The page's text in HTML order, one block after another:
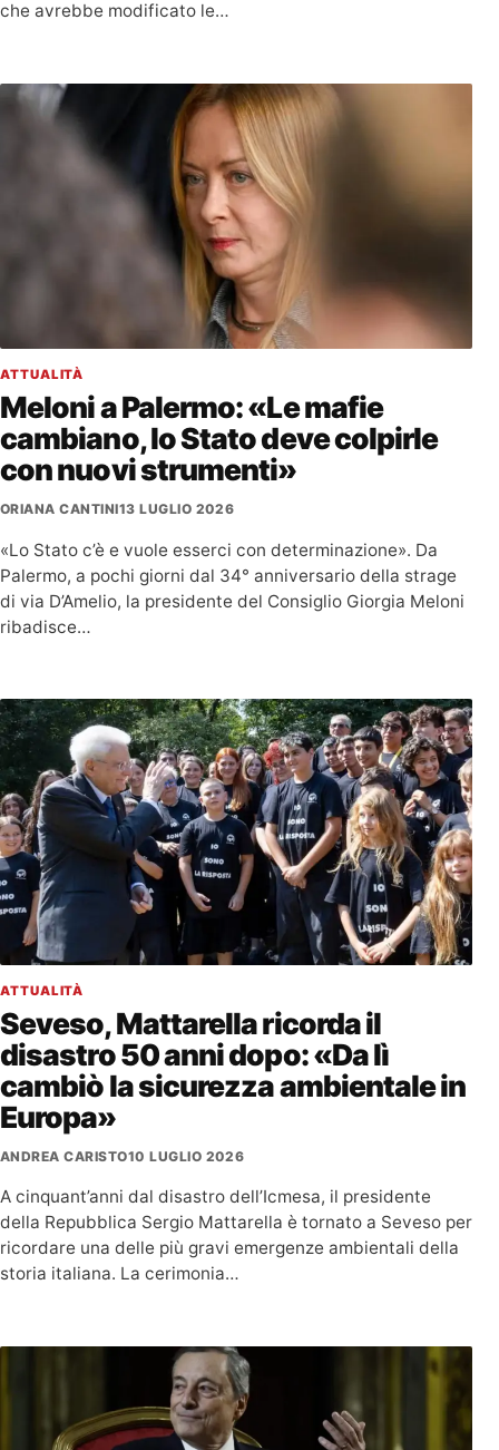
che avrebbe modificato le…
ATTUALITÀ
Meloni a Palermo: «Le mafie
cambiano, lo Stato deve colpirle
con nuovi strumenti»
ORIANA CANTINI13 LUGLIO 2026
«Lo Stato c’è e vuole esserci con determinazione». Da
Palermo, a pochi giorni dal 34° anniversario della strage
di via D’Amelio, la presidente del Consiglio Giorgia Meloni
ribadisce…
ATTUALITÀ
Seveso, Mattarella ricorda il
disastro 50 anni dopo: «Da lì
cambiò la sicurezza ambientale in
Europa»
ANDREA CARISTO10 LUGLIO 2026
A cinquant’anni dal disastro dell’Icmesa, il presidente
della Repubblica Sergio Mattarella è tornato a Seveso per
ricordare una delle più gravi emergenze ambientali della
storia italiana. La cerimonia…